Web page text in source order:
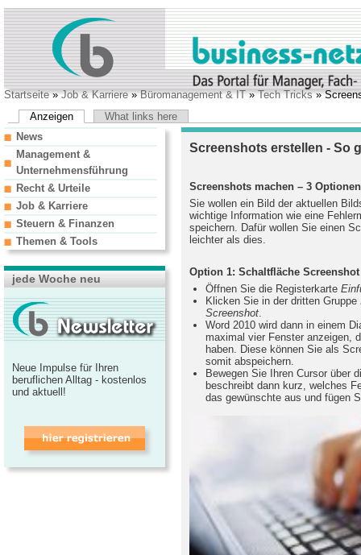
Startseite»Job & Karriere»Büromanagement & IT»Tech Tricks»
Anzeigen
What links here
Screenshots erstellen - So
Screenshots machen – 3
Sie wollen ein Bild der aktuellen
wichtige Information wie eine
speichern. Dafür wollen Sie einen
leichter als dies.
Option 1: Schaltfläche
Öffnen Sie die Registerkarte
Klicken Sie in der dritten Gruppe
Screenshot
Word 2010 wird dann in einem
maximal vier Fenster anzeigen,
haben. Diese können Sie als
somit abspeichern.
Bewegen Sie Ihren Cursor über
beschreibt dann kurz, welches
das gewünschte aus und fügen
News
Management &
Unternehmensführung
Recht & Urteile
Job & Karriere
Steuern & Finanzen
Themen & Tools
jede Woche neu
Neue Impulse für Ihren
beruflichen Alltag - kostenlos
und aktuell!